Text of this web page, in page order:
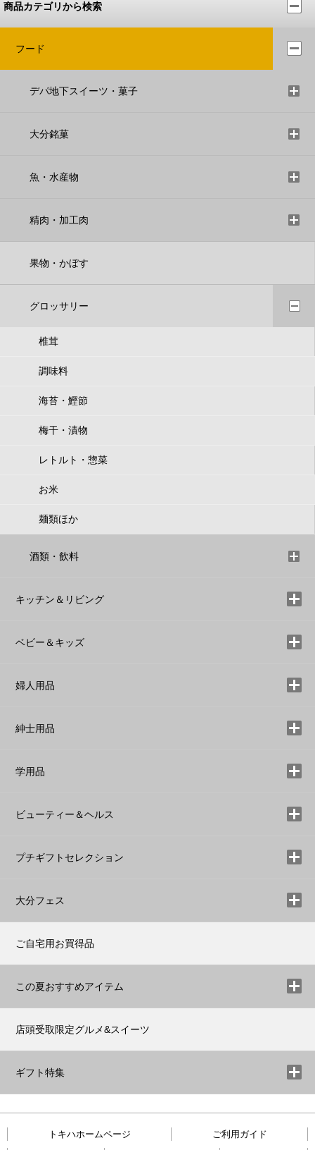
商品カテゴリから検索
フード
デパ地下スイーツ・菓子
大分銘菓
魚・水産物
精肉・加工肉
果物・かぼす
グロッサリー
椎茸
調味料
海苔・鰹節
梅干・漬物
レトルト・惣菜
お米
麺類ほか
酒類・飲料
キッチン＆リビング
ベビー＆キッズ
婦人用品
紳士用品
学用品
ビューティー＆ヘルス
プチギフトセレクション
大分フェス
ご自宅用お買得品
この夏おすすめアイテム
店頭受取限定グルメ&スイーツ
ギフト特集
トキハホームページ
ご利用ガイド